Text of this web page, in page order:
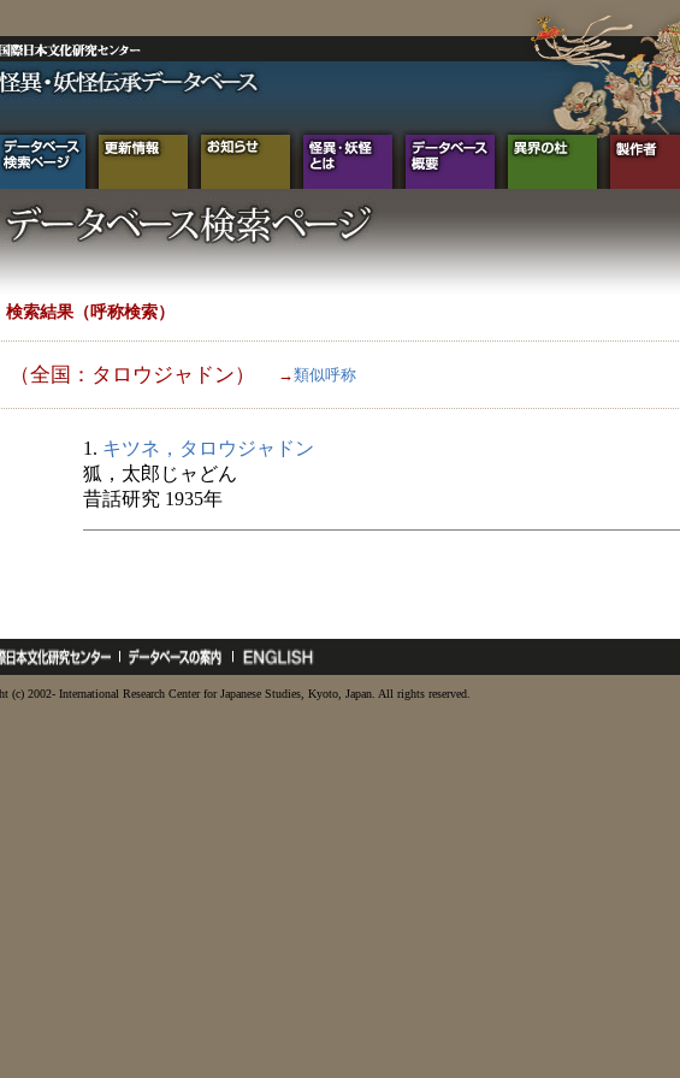
検索結果（呼称検索）
（全国：タロウジャドン） →類似呼称
1. キツネ，タロウジャドン
狐，太郎じャどん
昔話研究 1935年
(c) 2002- International Research Center for Japanese Studies, Kyoto, Japan. All rights reserved.